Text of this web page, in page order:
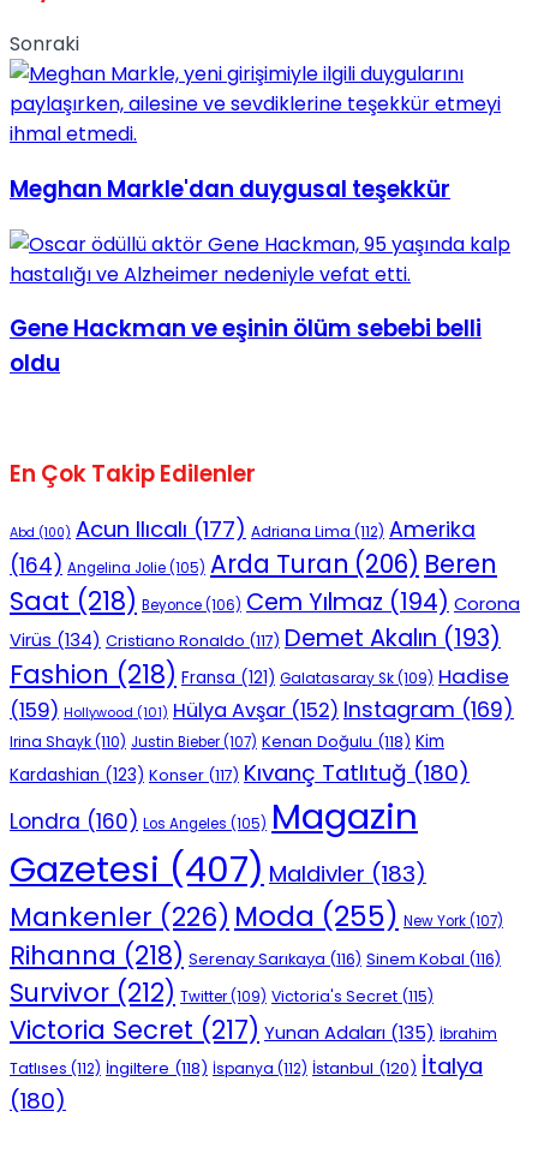
Sonraki
Meghan Markle'dan duygusal teşekkür
Gene Hackman ve eşinin ölüm sebebi belli
oldu
En Çok Takip Edilenler
Abd (100) Acun Ilıcalı (177) Adriana Lima (112) Amerika
(164) Angelina Jolie(105) Arda Turan (206) Beren
Saat (218) Beyonce(106) Cem Yılmaz (194) Corona
Virüs (134) Cristiano Ronaldo (117) Demet Akalın (193)
Fashion (218) Fransa (121) Galatasaray Sk(109) Hadise
(159) Hollywood (101) Hülya Avşar (152) Instagram (169)
Irina Shayk(110) Justin Bieber(107) Kenan Doğulu (118) Kim
Kardashian (123) Konser (117) Kıvanç Tatlıtuğ(180)
Londra (160) Los Angeles (105) Magazin
Gazetesi (407) Maldivler(183)
Mankenler (226) Moda (255) New York(107)
Rihanna (218) Serenay Sarıkaya (116) Sinem Kobal (116)
Survivor (212) Twitter(109) Victoria's Secret (115)
Victoria Secret (217) Yunan Adaları (135) İbrahim
Tatlıses (112) İngiltere (118) İspanya (112) İstanbul (120) İtalya
(180)